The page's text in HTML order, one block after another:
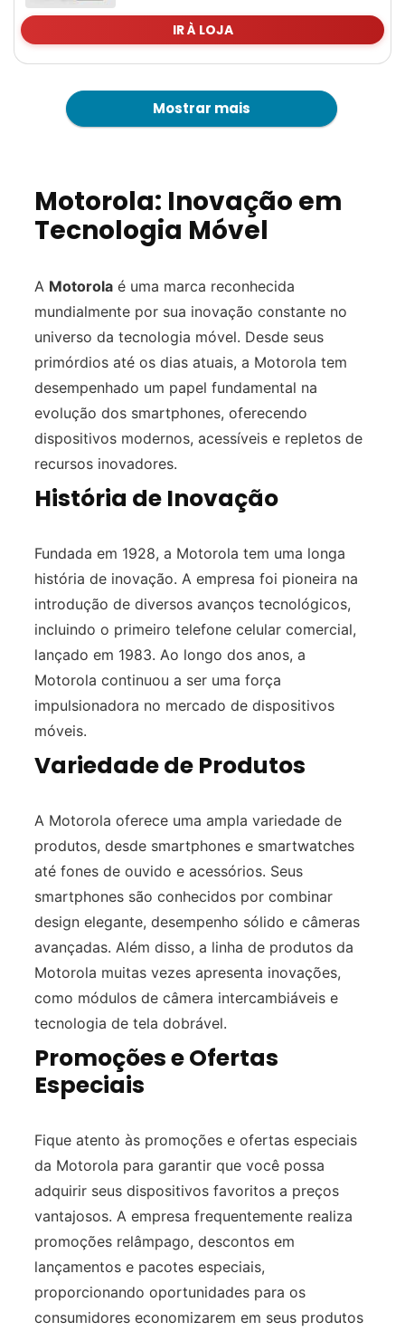
IR À LOJA
Mostrar mais
Motorola: Inovação em
Tecnologia Móvel
A Motorola é uma marca reconhecida
mundialmente por sua inovação constante no
universo da tecnologia móvel. Desde seus
primórdios até os dias atuais, a Motorola tem
desempenhado um papel fundamental na
evolução dos smartphones, oferecendo
dispositivos modernos, acessíveis e repletos de
recursos inovadores.
História de Inovação
Fundada em 1928, a Motorola tem uma longa
história de inovação. A empresa foi pioneira na
introdução de diversos avanços tecnológicos,
incluindo o primeiro telefone celular comercial,
lançado em 1983. Ao longo dos anos, a
Motorola continuou a ser uma força
impulsionadora no mercado de dispositivos
móveis.
Variedade de Produtos
A Motorola oferece uma ampla variedade de
produtos, desde smartphones e smartwatches
até fones de ouvido e acessórios. Seus
smartphones são conhecidos por combinar
design elegante, desempenho sólido e câmeras
avançadas. Além disso, a linha de produtos da
Motorola muitas vezes apresenta inovações,
como módulos de câmera intercambiáveis e
tecnologia de tela dobrável.
Promoções e Ofertas
Especiais
Fique atento às promoções e ofertas especiais
da Motorola para garantir que você possa
adquirir seus dispositivos favoritos a preços
vantajosos. A empresa frequentemente realiza
promoções relâmpago, descontos em
lançamentos e pacotes especiais,
proporcionando oportunidades para os
consumidores economizarem em seus produtos